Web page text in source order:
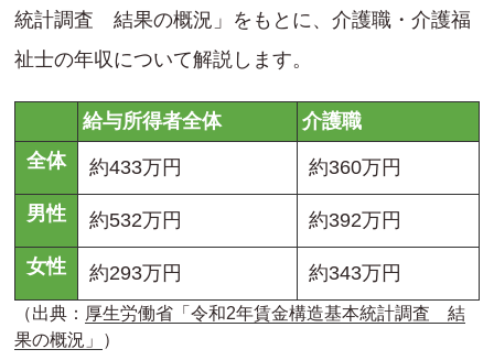
統計調査 結果の概況」をもとに、介護職・介護福
祉士の年収について解説します。
給与所得者全体
介護職
全体
約433万円 約360万円
男性 約532万円 約392万円
女性 約293万円 約343万円
（出典： 厚生労働省「令和2年賃金構造基本統計調査 結
果の概況」
）